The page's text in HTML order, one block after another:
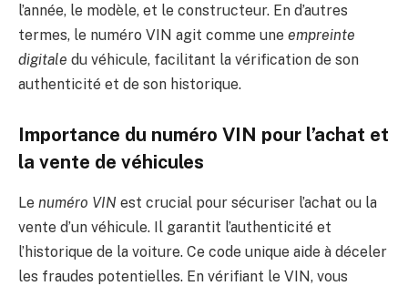
l’année, le modèle, et le constructeur. En d’autres
termes, le numéro VIN agit comme une empreinte
digitale du véhicule, facilitant la vérification de son
authenticité et de son historique.
Importance du numéro VIN pour l’achat et
la vente de véhicules
Le numéro VIN est crucial pour sécuriser l’achat ou la
vente d’un véhicule. Il garantit l’authenticité et
l’historique de la voiture. Ce code unique aide à déceler
les fraudes potentielles. En vérifiant le VIN, vous